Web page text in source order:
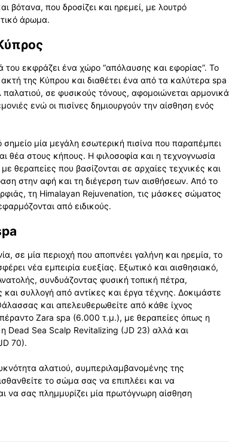
βότανα, που δροσίζει και ηρεμεί, με λουτρό
άρωμα.
εκφράζει ένα χώρο “απόλαυσης και εφορίας”. Το
της Κύπρου και διαθέτει ένα από τα καλύτερα spa
σε φυσικούς τόνους, αφομοιώνεται αρμονικά
ενώ οι πισίνες δημιουργούν την αίσθηση ενός
μία μεγάλη εσωτερική πισίνα που παραπέμπει
θέα στους κήπους. Η φιλοσοφία και η τεχνογνωσία
θεραπείες που βασίζονται σε αρχαίες τεχνικές και
στην αφή και τη διέγερση των αισθήσεων. Από το
τη Himalayan Rejuvenation, τις μάσκες σώματος
από ειδικούς.
σε μία περιοχή που αποπνέει γαλήνη και ηρεμία, το
νέα εμπειρία ευεξίας. Εξωτικό και αισθησιακό,
συνδυάζοντας φυσική τοπική πέτρα,
συλλογή από αντίκες και έργα τέχνης. Δοκιμάστε
και απελευθερωθείτε από κάθε ίχνος
Zara spa (6.000 τ.μ.), με θεραπείες όπως η
Dead Sea Scalp Revitalizing (JD 23) αλλά και
70).
αλατιού, συμπεριλαμβανομένης της
το σώμα σας να επιπλέει και να
σας πλημμυρίζει μία πρωτόγνωρη αίσθηση